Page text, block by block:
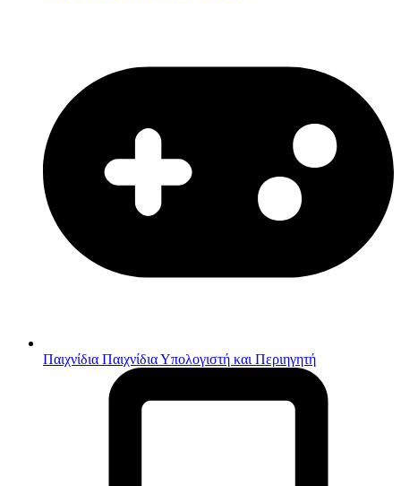
Παιχνίδια Παιχνίδια Υπολογιστή και Περιηγητή